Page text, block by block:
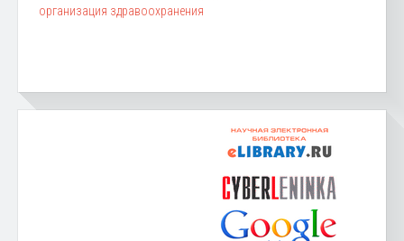
организация здравоохранения